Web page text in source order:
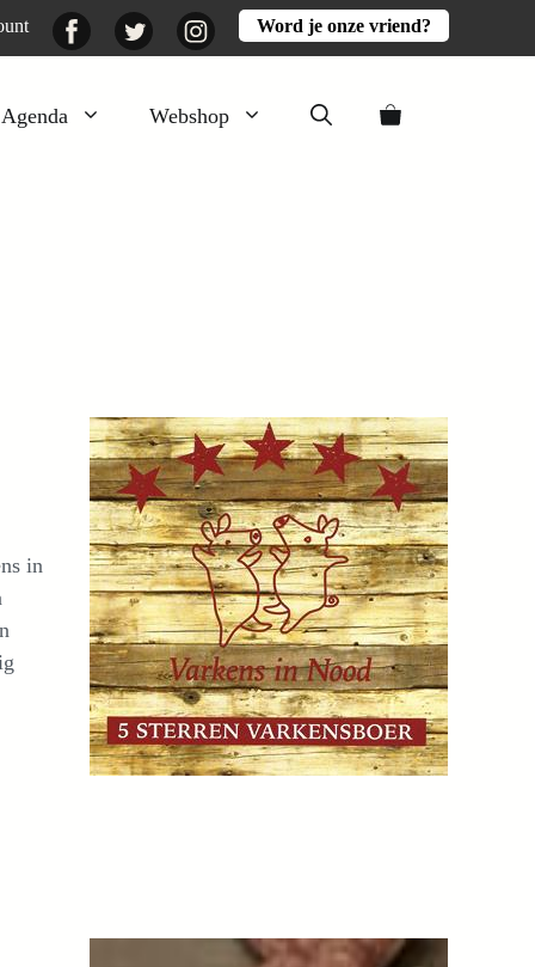
FacebookTwitter InstagramWord je onze vriend?
Agenda Webshop
Lekker
in